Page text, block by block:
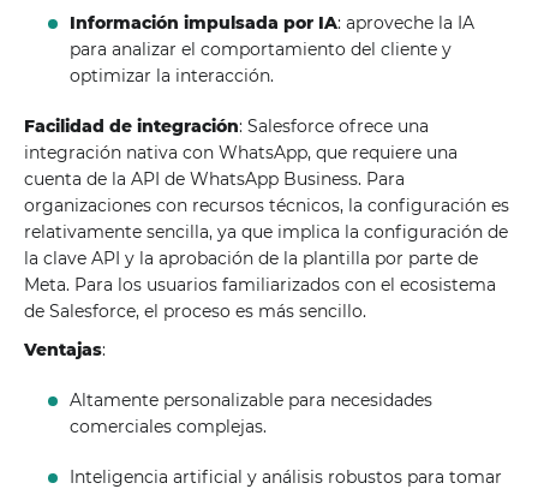
Información impulsada por IA: aproveche la IA
para analizar el comportamiento del cliente y
optimizar la interacción.
Facilidad de integración: Salesforce ofrece una
integración nativa con WhatsApp, que requiere una
cuenta de la API de WhatsApp Business. Para
organizaciones con recursos técnicos, la configuración es
relativamente sencilla, ya que implica la configuración de
la clave API y la aprobación de la plantilla por parte de
Meta. Para los usuarios familiarizados con el ecosistema
de Salesforce, el proceso es más sencillo.
Ventajas:
Altamente personalizable para necesidades
comerciales complejas.
Inteligencia artificial y análisis robustos para tomar